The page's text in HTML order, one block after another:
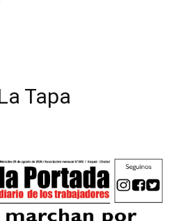
Tapa